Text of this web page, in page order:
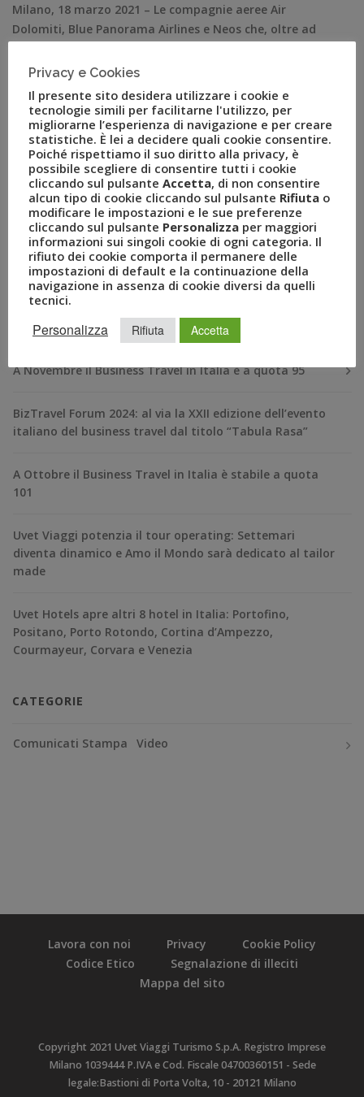
Milano, 18 marzo 2021 – Le compagnie aeree Air
Dolomiti, Blue Panorama Airlines e Neos che, oltre ad
tre con bandiera Italiana rimaste protagoniste del
settore con un fatturato comprensivo dell’indotto pari
a 2 miliardi di Euro, con circa 2.000 dipendenti diretti e
10.000 di indotto e una […]
RECENT POSTS
A Novembre il Business Travel in Italia è a quota 95
BizTravel Forum 2024: al via la XXII edizione dell’evento
italiano del business travel dal titolo “Tabula Rasa”
A Ottobre il Business Travel in Italia è stabile a quota
101
Uvet Viaggi potenzia il tour operating: Settemari
diventa dinamico e Amo il Mondo sarà dedicato al tailor
made
Uvet Hotels apre altri 8 hotel in Italia: Portofino,
Positano, Porto Rotondo, Cortina d’Ampezzo,
Courmayeur, Corvara e Venezia
CATEGORIE
Comunicati Stampa Video
Lavora con noi Privacy
Cookie Policy
Codice Etico
Segnalazione di illeciti
Mappa del sito
Copyright 2021 Uvet Viaggi Turismo S.p.A. Registro Imprese
Milano 1039444 P.IVA e Cod. Fiscale 04700360151 - Sede
legale:Bastioni di Porta Volta, 10 - 20121 Milano
Privacy e Cookies
Il presente sito desidera utilizzare i cookie e
tecnologie simili per facilitarne l'utilizzo, per
migliorarne l’esperienza di navigazione e per creare
statistiche. È lei a decidere quali cookie consentire.
Poiché rispettiamo il suo diritto alla privacy, è
possibile scegliere di consentire tutti i cookie
cliccando sul pulsante Accetta, di non consentire
alcun tipo di cookie cliccando sul pulsante Rifiuta o
modificare le impostazioni e le sue preferenze
cliccando sul pulsante Personalizza per maggiori
informazioni sui singoli cookie di ogni categoria. Il
rifiuto dei cookie comporta il permanere delle
impostazioni di default e la continuazione della
navigazione in assenza di cookie diversi da quelli
tecnici.
Personalizza Rifiuta Accetta